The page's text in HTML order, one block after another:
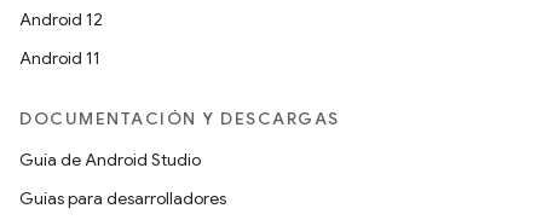
Android 12
Android 11
DOCUMENTACIÓN Y DESCARGAS
Guía de Android Studio
Guías para desarrolladores